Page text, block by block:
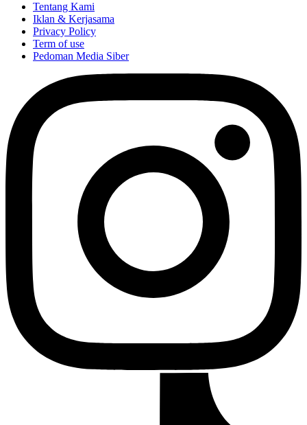
Tentang Kami
Iklan & Kerjasama
Privacy Policy
Term of use
Pedoman Media Siber